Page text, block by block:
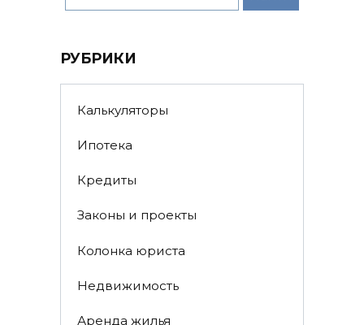
РУБРИКИ
Калькуляторы
Ипотека
Кредиты
Законы и проекты
Колонка юриста
Недвижимость
Аренда жилья